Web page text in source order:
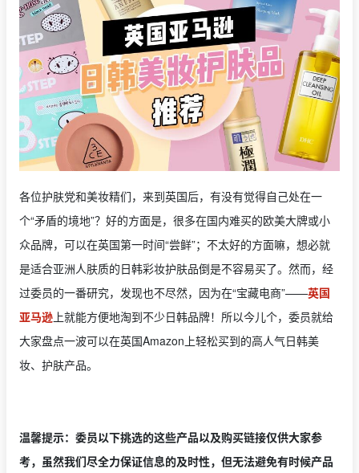
各位护肤党和美妆精们，来到英国后，有没有觉得自己处在一
个“矛盾的境地”？好的方面是，很多在国内难买的欧美大牌或小
众品牌，可以在英国第一时间“尝鲜”；不太好的方面嘛，想必就
是适合亚洲人肤质的日韩彩妆护肤品倒是不容易买了。然而，经
过委员的一番研究，发现也不尽然，因为在“宝藏电商”——英国
亚马逊 上就能方便地淘到不少日韩品牌！所以今儿个，委员就给
大家盘点一波可以在英国Amazon上轻松买到的高人气日韩美
妆、护肤产品。
温馨提示：委员以下挑选的这些产品以及购买链接仅供大家参
考，虽然我们尽全力保证信息的及时性，但无法避免有时候产品